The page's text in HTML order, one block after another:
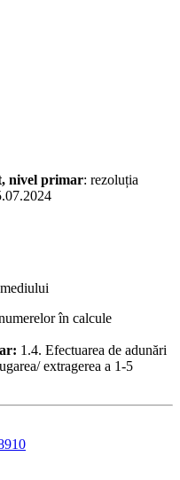
nivel primar: rezoluția
în calcule
1.4. Efectuarea de adunări
extragerea a 1-5